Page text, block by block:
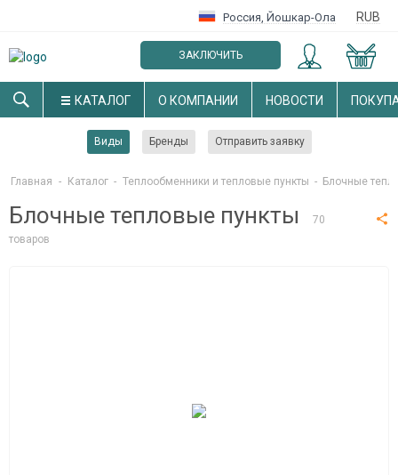
Россия, Йошкар-Ола RUB
ЗАКЛЮЧИТЬ
ОПТОВЫЙ ДОГОВОР
КАТАЛОГ О КОМПАНИИ НОВОСТИ
Виды Бренды Отправить заявку
Главная - Каталог - Теплообменники и тепловые пункты - Блочные
Блочные тепловые пункты
70
товаров